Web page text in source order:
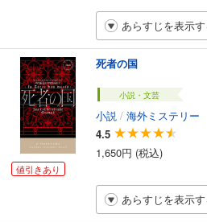
あらすじを表示
値引きあり
死者の国
小説・文芸
小説 / 海外ミステリー
4.5
1,650円 (税込)
あらすじを表示